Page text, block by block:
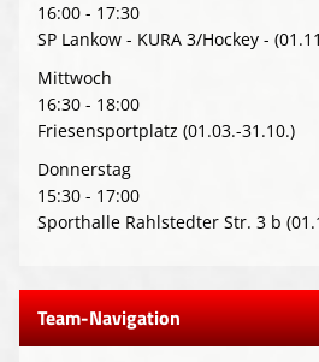
16:00 - 17:30
SP Lankow - KURA 3/Hockey -
Mittwoch
16:30 - 18:00
Friesensportplatz (01.03.-31.10.)
Donnerstag
15:30 - 17:00
Sporthalle Rahlstedter Str. 3 b
Team-Navigation